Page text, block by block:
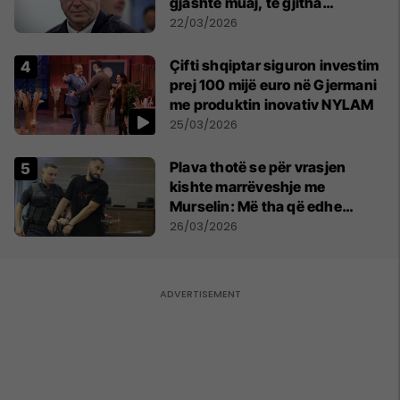
ekonomitë botërore do të
22/03/2026
Çifti shqiptar siguron investim
prej 100 mijë euro në Gjermani
me produktin inovativ NYLAM
25/03/2026
Plava thotë se për vrasjen
kishte marrëveshje me
Murselin: Më tha që edhe
Behgjet Pacolli ka qenë në
26/03/2026